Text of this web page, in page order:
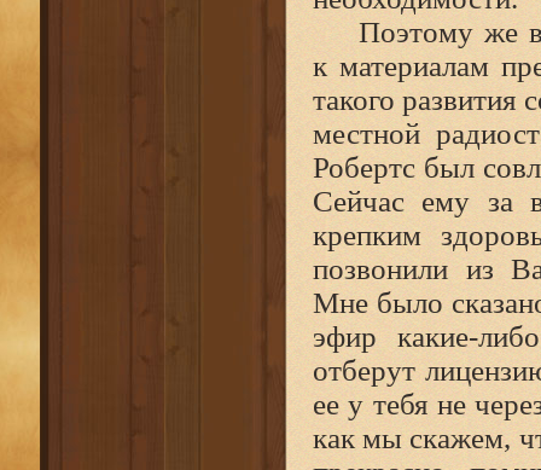
Поэтому же
к материалам
такого развития
местной
Робертс был
Сейчас ему за
крепким
позвонили из
Мне было
эфир
отберут
ее у тебя не
как мы скажем,